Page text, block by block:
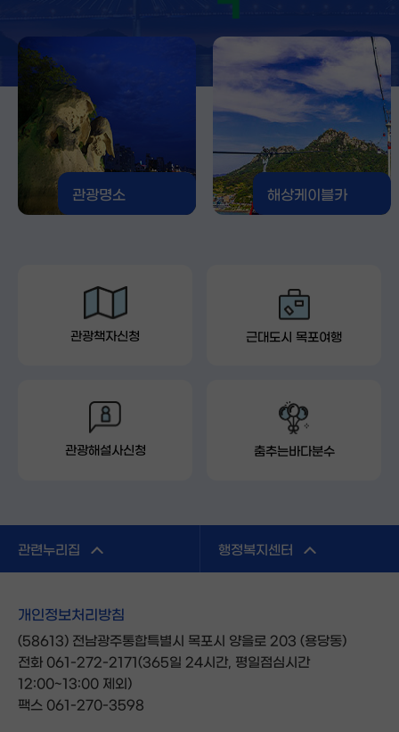
관광명소 해상케이블카
관광책자신청 근대도시 목포여행
관광해설사신청 춤추는바다분수
관련누리집 행정복지센터
개인정보처리방침
(58613) 전남광주통합특별시 목포시 양을로 203 (용당동)
전화 061-272-2171(365일 24시간, 평일점심시간
12:00~13:00 제외)
팩스 061-270-3598